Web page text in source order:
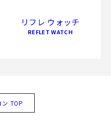
リフレ ウォッチ
REFLET WATCH
ン TOP